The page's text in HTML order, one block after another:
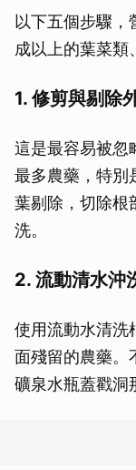
以下五個步驟
成以上的葉菜類
1. 修剪與剔除
這是最容易被忽
最多農藥，特別
葉剔除，切除根
洗。
2. 流動清水沖
使用流動水清洗
面殘留的農藥。
礦泉水瓶蓋戳洞